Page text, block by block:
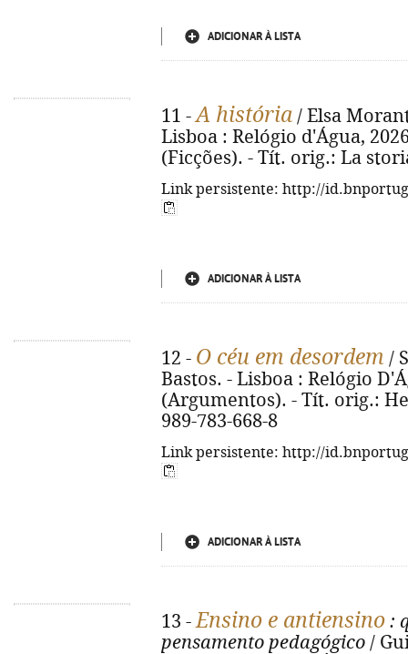
ADICIONAR À LISTA
11 -A história / Elsa
Lisboa : Relógio d'Água,
(Ficções). - Tít. orig.: La
Link persistente: http://
ADICIONAR À LISTA
12 - O céu em desordem /
Bastos. - Lisboa : Relógio
(Argumentos). - Tít. orig.:
989-783-668-8
Link persistente: http://
ADICIONAR À LISTA
13 -Ensino e antiensino :
pensamento pedagógico /